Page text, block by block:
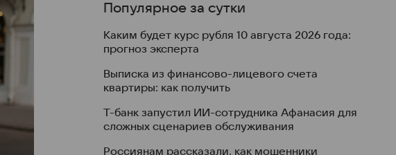
Популярное за сутки
Каким будет курс рубля 10 августа 2026 года:
прогноз эксперта
Выписка из финансово-лицевого счета
квартиры: как получить
Т-банк запустил ИИ-сотрудника Афанасия для
сложных сценариев обслуживания
Россиянам рассказали, как мошенники